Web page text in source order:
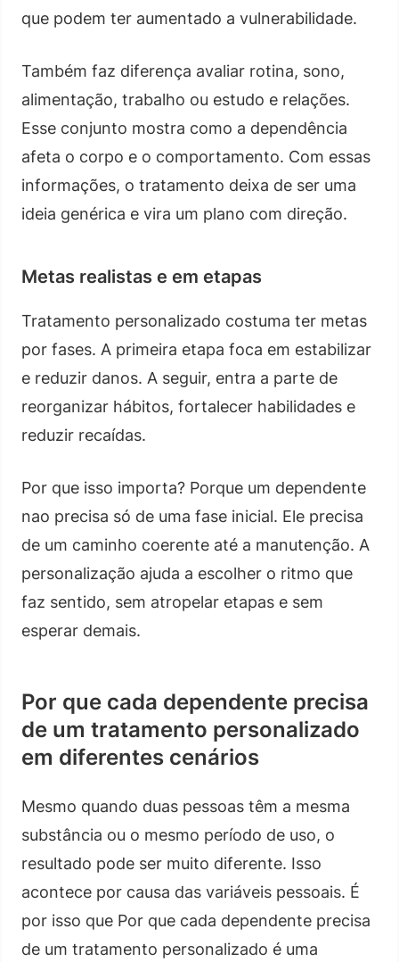
que podem ter aumentado a vulnerabilidade.
Também faz diferença avaliar rotina, sono,
alimentação, trabalho ou estudo e relações.
Esse conjunto mostra como a dependência
afeta o corpo e o comportamento. Com essas
informações, o tratamento deixa de ser uma
ideia genérica e vira um plano com direção.
Metas realistas e em etapas
Tratamento personalizado costuma ter metas
por fases. A primeira etapa foca em estabilizar
e reduzir danos. A seguir, entra a parte de
reorganizar hábitos, fortalecer habilidades e
reduzir recaídas.
Por que isso importa? Porque um dependente
nao precisa só de uma fase inicial. Ele precisa
de um caminho coerente até a manutenção. A
personalização ajuda a escolher o ritmo que
faz sentido, sem atropelar etapas e sem
esperar demais.
Por que cada dependente precisa
de um tratamento personalizado
em diferentes cenários
Mesmo quando duas pessoas têm a mesma
substância ou o mesmo período de uso, o
resultado pode ser muito diferente. Isso
acontece por causa das variáveis pessoais. É
por isso que Por que cada dependente precisa
de um tratamento personalizado é uma